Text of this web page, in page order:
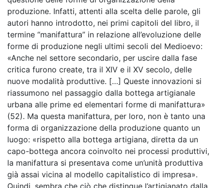
produzione. Infatti, attenti alla scelta delle parole, gli
autori hanno introdotto, nei primi capitoli del libro, il
termine “manifattura” in relazione all’evoluzione delle
forme di produzione negli ultimi secoli del Medioevo:
«Anche nel settore secondario, per uscire dalla fase
critica furono create, tra il XIV e il XV secolo, delle
nuove modalità produttive. […] Queste innovazioni si
riassumono nel passaggio dalla bottega artigianale
urbana alle prime ed elementari forme di manifattura»
(52). Ma questa manifattura, per loro, non è tanto una
forma di organizzazione della produzione quanto un
luogo: «rispetto alla bottega artigiana, diretta da un
capo-bottega ancora coinvolto nei processi produttivi,
la manifattura si presentava come un’unità produttiva
già assai vicina al modello capitalistico di impresa».
Quindi, sembra che ciò che distingue l’artigianato dalla